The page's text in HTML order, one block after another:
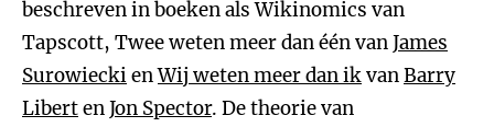
beschreven in boeken als Wikinomics van
Tapscott, Twee weten meer dan één vanJames
SurowieckienWij weten meer dan ikvanBarry
LibertenJon Spector. De theorie van